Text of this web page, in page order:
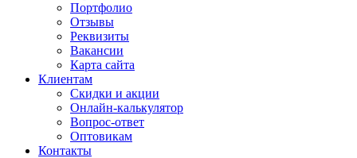
Портфолио
Отзывы
Реквизиты
Вакансии
Карта сайта
Клиентам
Скидки и акции
Онлайн-калькулятор
Вопрос-ответ
Оптовикам
Контакты